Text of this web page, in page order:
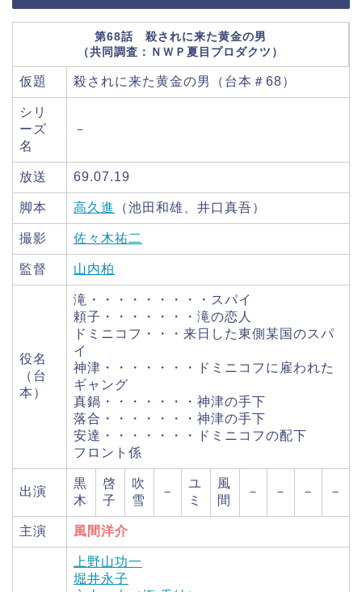
第68話 殺されに来た黄金の男
（共同調査：ＮＷＰ夏目プロダクツ）
仮題 殺されに来た黄金の男（台本＃68）
シリ
ーズ
名
－
放送 69.07.19
脚本 高久進 （池田和雄、井口真吾）
撮影 佐々木祐二
監督 山内柏
役名
（台
本）
滝・・・・・・・・・スパイ
頼子・・・・・・・滝の恋人
ドミニコフ・・・来日した東側某国のスパ
イ
神津・・・・・・・ドミニコフに雇われた
ギャング
真鍋・・・・・・・神津の手下
落合・・・・・・・神津の手下
安達・・・・・・・ドミニコフの配下
フロント係
出演
黒
木
啓
子
吹
雪
－
ユ
ミ
風
間
－ － － －
主演 風間洋介
上野山功一
堀井永子